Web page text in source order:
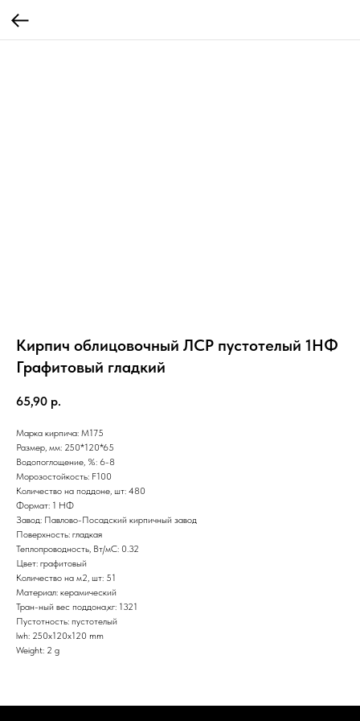
Кирпич облицовочный ЛСР пустотелый 1НФ
Графитовый гладкий
65,90 р.
Марка кирпича: М175
Размер, мм: 250*120*65
Водопоглощение, %: 6-8
Морозостойкость: F100
Количество на поддоне, шт: 480
Формат: 1 НФ
Завод: Павлово-Посадский кирпичный завод
Поверхность: гладкая
Теплопроводность, Вт/мС: 0.32
Цвет: графитовый
Количество на м2, шт: 51
Материал: керамический
Тран-ный вес поддона,кг: 1321
Пустотность: пустотелый
lwh: 250x120x120 mm
Weight: 2 g